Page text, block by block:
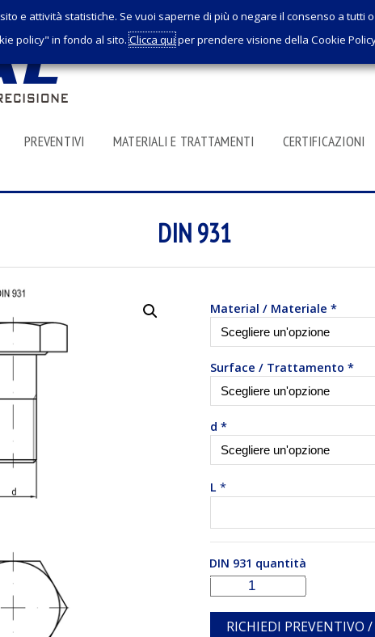
PREVENTIVI MATERIALI E TRATTAMENTI CERTIFICAZIONI
DIN 931
Material / Materiale *
Surface / Trattamento *
d *
L *
DIN 931 quantità
RICHIEDI PREVENTIVO
e attività statistiche. Se vuoi saperne di più o negare il consenso a tutti
policy" in fondo al sito.Clicca quiper prendere visione della Cookie